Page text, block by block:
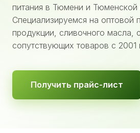
питания в Тюмени и Тюменской
Специализируемся на оптовой
продукции, сливочного масла,
сопутствующих товаров с 2001
Получить прайс-лист